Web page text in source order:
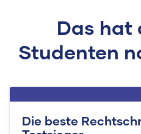
Das hat
Studenten
Die beste